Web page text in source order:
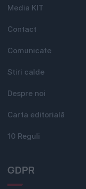
Media KIT
Contact
Comunicate
Stiri calde
Despre noi
Carta editorială
10 Reguli
GDPR